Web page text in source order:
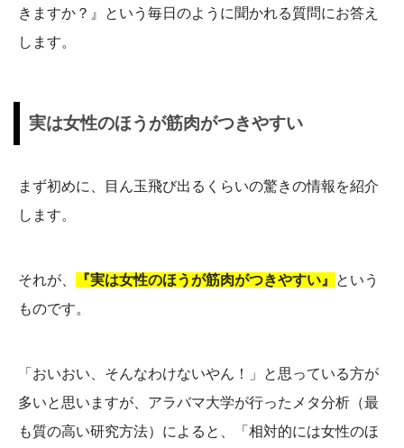
きますか？』という毎日のように聞かれる質問にお答え
します。
実は女性のほうが筋肉がつきやすい
まず初めに、目ん玉飛び出るくらいの驚きの情報を紹介
します。
それが、 『実は女性のほうが筋肉がつきやすい』
という
ものです。
「おいおい、そんなわけないやん！」と思っている方が
多いと思いますが、アラバマ大学が行ったメタ分析（最
も質の高い研究方法）によると、「相対的には女性のほ